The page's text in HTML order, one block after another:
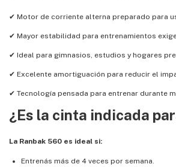
✔ Motor de corriente alterna preparado para
✔ Mayor estabilidad para entrenamientos
✔ Ideal para gimnasios, estudios y hogares
✔ Excelente amortiguación para reducir el
✔ Tecnología pensada para entrenar durante
¿Es la cinta indicada
La Ranbak 560 es ideal si:
Entrenás más de 4 veces por semana.